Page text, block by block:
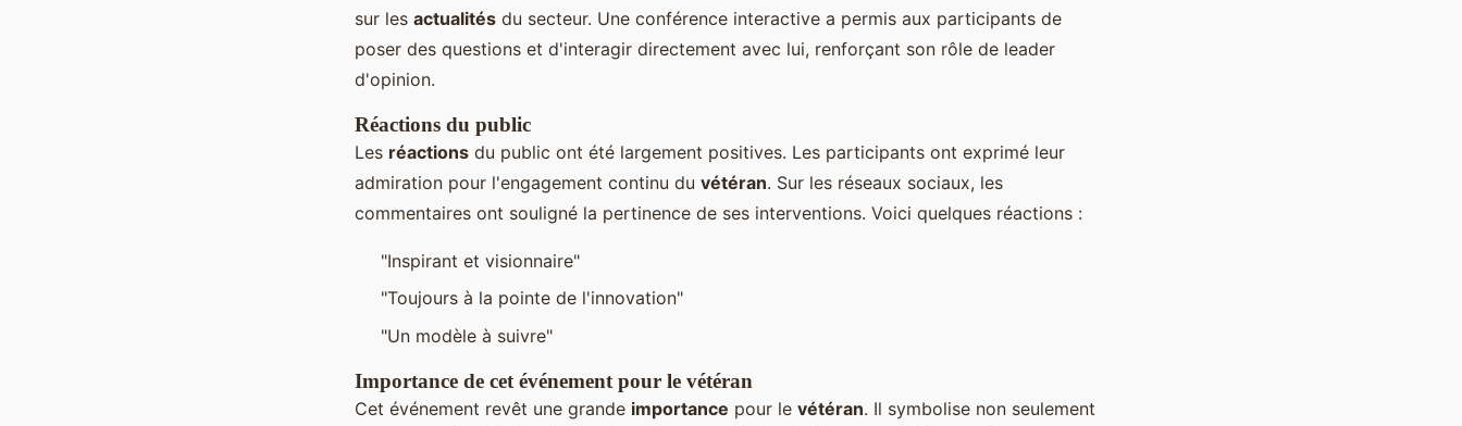
sur les actualités du secteur. Une conférence interactive a permis aux participants de
poser des questions et d'interagir directement avec lui, renforçant son rôle de leader
d'opinion.
Réactions du public
Les réactions du public ont été largement positives. Les participants ont exprimé leur
admiration pour l'engagement continu du vétéran. Sur les réseaux sociaux, les
commentaires ont souligné la pertinence de ses interventions. Voici quelques réactions :
"Inspirant et visionnaire"
"Toujours à la pointe de l'innovation"
"Un modèle à suivre"
Importance de cet événement pour le vétéran
Cet événement revêt une grande importance pour le vétéran. Il symbolise non seulement